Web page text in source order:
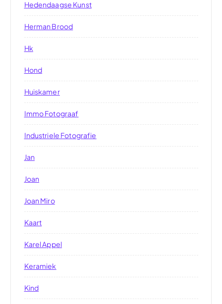
Hedendaagse Kunst
Herman Brood
Hk
Hond
Huiskamer
Immo Fotograaf
Industriele Fotografie
Jan
Joan
Joan Miro
Kaart
Karel Appel
Keramiek
Kind